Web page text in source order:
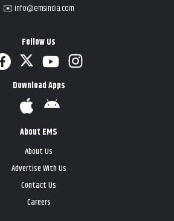
✉️ info@emsindia.com
Follow Us
Download Apps
About EMS
About Us
Advertise With Us
Contact Us
Careers